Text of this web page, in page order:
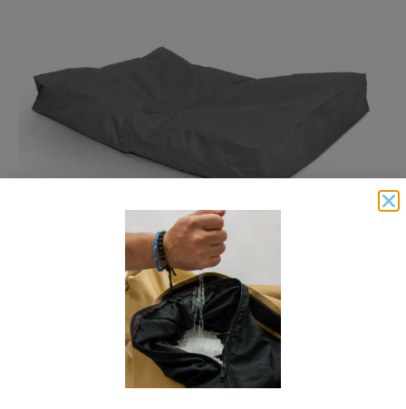
Elfogyott
Nagy palaszürke kutyafekhely
44 990Ft